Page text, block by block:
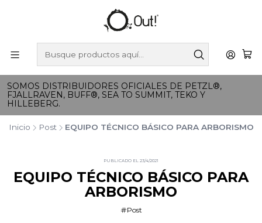
SOMOS DISTRIBUIDORES OFICIALES DE PETZL®,
FJALLRAVEN, BUFF®, SEA TO SUMMIT, TEKO Y
HILLEBERG.
Inicio Post EQUIPO TÉCNICO BÁSICO PARA ARBORISMO
PUBLICADO EL 23/4/2021
EQUIPO TÉCNICO BÁSICO PARA
ARBORISMO
Post